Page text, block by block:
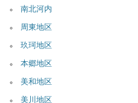
南北河内
周東地区
玖珂地区
本郷地区
美和地区
美川地区